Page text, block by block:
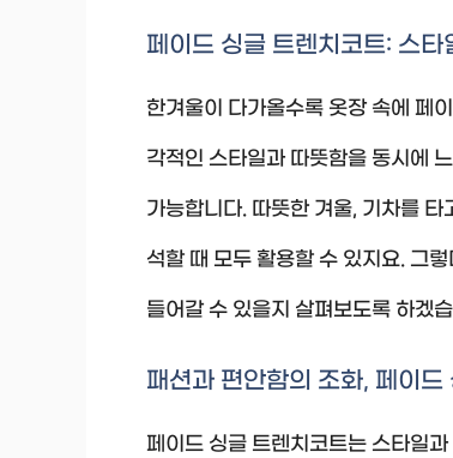
페이드 싱글 트렌치코트: 스
한겨울이 다가올수록 옷장 속에 페
각적인 스타일과 따뜻함을 동시에
가능합니다. 따뜻한 겨울, 기차를
석할 때 모두 활용할 수 있지요. 그
들어갈 수 있을지 살펴보도록 하겠
패션과 편안함의 조화, 페이드
페이드 싱글 트렌치코트는 스타일